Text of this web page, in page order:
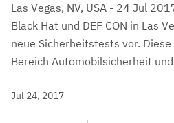
Las Vegas, NV, USA - 24 Jul
Black Hat und DEF CON in Las
neue Sicherheitstests vor.
Bereich Automobilsicherheit
Jul 24, 2017